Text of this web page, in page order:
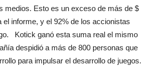
medios. Esto es un exceso de más de $
el informe, y el 92% de los accionistas
Kotick ganó esta suma real el mismo
despidió a más de 800 personas que
para impulsar el desarrollo de juegos.